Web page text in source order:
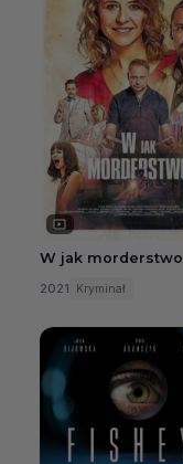
W jak morderstwo
2021 Kryminał